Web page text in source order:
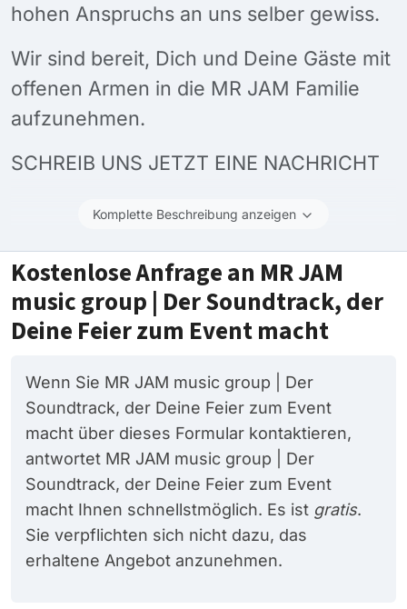
hohen Anspruchs an uns selber gewiss.
Wir sind bereit, Dich und Deine Gäste mit
offenen Armen in die MR JAM Familie
aufzunehmen.
SCHREIB UNS JETZT EINE NACHRICHT
Komplette Beschreibung anzeigen
Kostenlose Anfrage an MR JAM
music group | Der Soundtrack, der
Deine Feier zum Event macht
Wenn Sie MR JAM music group | Der
Soundtrack, der Deine Feier zum Event
macht über dieses Formular kontaktieren,
antwortet MR JAM music group | Der
Soundtrack, der Deine Feier zum Event
macht Ihnen schnellstmöglich. Es ist gratis.
Sie verpflichten sich nicht dazu, das
erhaltene Angebot anzunehmen.